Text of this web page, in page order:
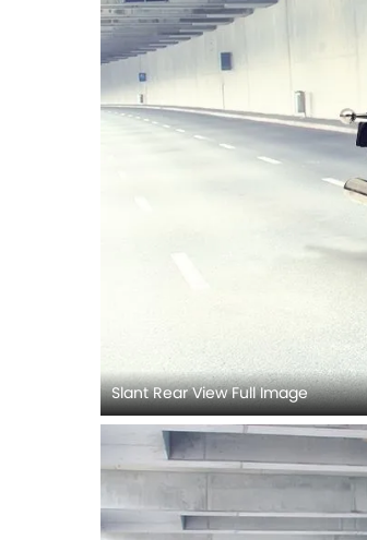
Slant Rear View Full Image